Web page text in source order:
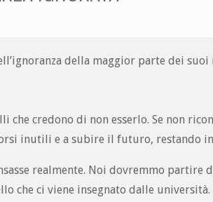
della maggior parte dei suoi
credono di non esserlo. Se non
inutili e a subire il futuro, restando
realmente. Noi dovremmo partire
che ci viene insegnato dalle università.